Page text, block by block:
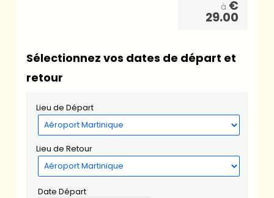
à €
29.00
Sélectionnez vos dates de départ et
retour
Lieu de Départ
Lieu de Retour
Date Départ